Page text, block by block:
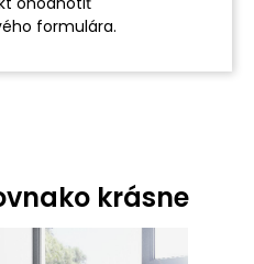
formulára.
krásne